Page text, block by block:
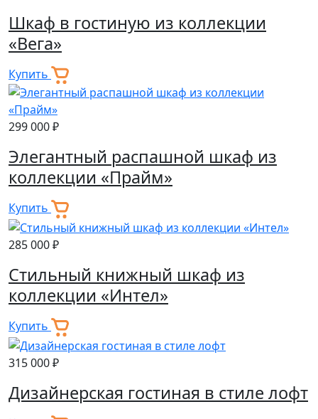
Шкаф в гостиную из коллекции
«Вега»
Купить
299 000 ₽
Элегантный распашной шкаф из
коллекции «Прайм»
Купить
285 000 ₽
Стильный книжный шкаф из
коллекции «Интел»
Купить
315 000 ₽
Дизайнерская гостиная в стиле лофт